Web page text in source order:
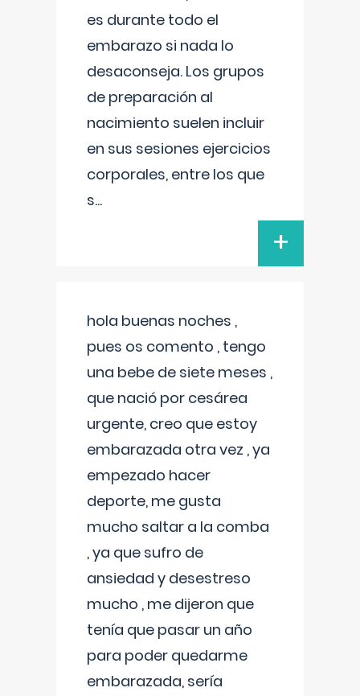
es durante todo el
embarazo si nada lo
desaconseja. Los grupos
de preparación al
nacimiento suelen incluir
en sus sesiones ejercicios
corporales, entre los que
s...
+
hola buenas noches ,
pues os comento , tengo
una bebe de siete meses ,
que nació por cesárea
urgente, creo que estoy
embarazada otra vez , ya
empezado hacer
deporte, me gusta
mucho saltar a la comba
, ya que sufro de
ansiedad y desestreso
mucho , me dijeron que
tenía que pasar un año
para poder quedarme
embarazada, sería